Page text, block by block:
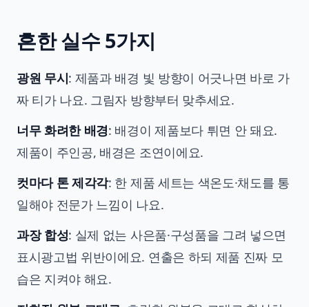
흔한 실수 5가지
광원 무시: 제품과 배경 빛 방향이 어긋나면 바로 가
짜 티가 나요. 그림자 방향부터 맞추세요.
너무 화려한 배경: 배경이 제품보다 튀면 안 돼요.
제품이 주인공, 배경은 조연이에요.
컷마다 톤 제각각: 한 제품 세트는 색온도·채도를 통
일해야 전문가 느낌이 나요.
과장 합성: 실제 없는 사은품·구성품을 그려 넣으면
표시광고법 위반이에요. 연출은 하되 제품 진짜 모
습은 지켜야 해요.